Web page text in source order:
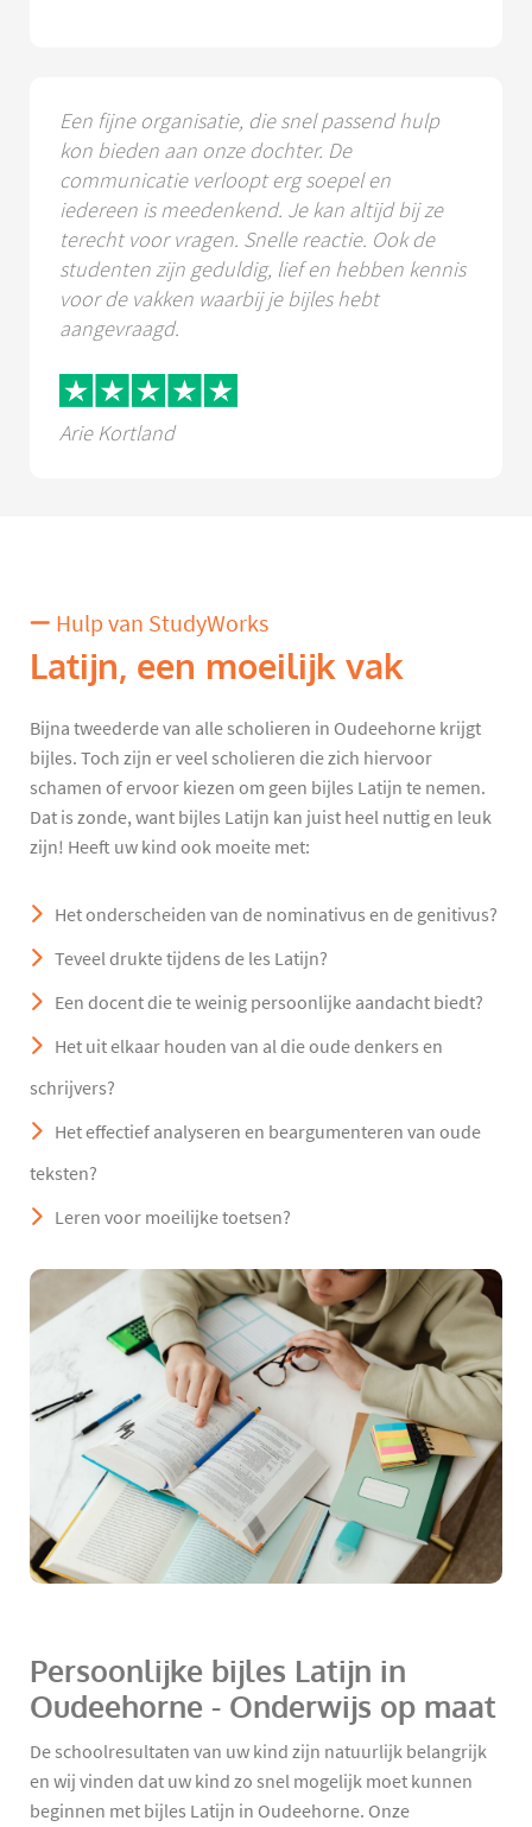
Een fijne organisatie, die snel passend hulp
kon bieden aan onze dochter. De
communicatie verloopt erg soepel en
iedereen is meedenkend. Je kan altijd bij ze
terecht voor vragen. Snelle reactie. Ook de
studenten zijn geduldig, lief en hebben kennis
voor de vakken waarbij je bijles hebt
aangevraagd.
Arie Kortland
Hulp van StudyWorks
Latijn, een moeilijk vak
Bijna tweederde van alle scholieren in Oudeehorne krijgt
bijles. Toch zijn er veel scholieren die zich hiervoor
schamen of ervoor kiezen om geen bijles Latijn te nemen.
Dat is zonde, want bijles Latijn kan juist heel nuttig en leuk
zijn! Heeft uw kind ook moeite met:
Het onderscheiden van de nominativus en de genitivus?
Teveel drukte tijdens de les Latijn?
Een docent die te weinig persoonlijke aandacht biedt?
Het uit elkaar houden van al die oude denkers en
schrijvers?
Het effectief analyseren en beargumenteren van oude
teksten?
Leren voor moeilijke toetsen?
Persoonlijke bijles Latijn in
Oudeehorne - Onderwijs op maat
De schoolresultaten van uw kind zijn natuurlijk belangrijk
en wij vinden dat uw kind zo snel mogelijk moet kunnen
beginnen met bijles Latijn in Oudeehorne. Onze